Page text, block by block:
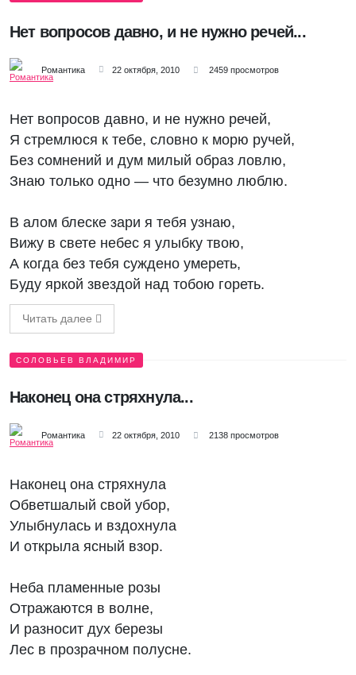
Нет вопросов давно, и не нужно речей...
Романтика 22 октября, 2010 2459 просмотров
Нет вопросов давно, и не нужно речей,
Я стремлюся к тебе, словно к морю ручей,
Без сомнений и дум милый образ ловлю,
Знаю только одно — что безумно люблю.
В алом блеске зари я тебя узнаю,
Вижу в свете небес я улыбку твою,
А когда без тебя суждено умереть,
Буду яркой звездой над тобою гореть.
Читать далее
СОЛОВЬЕВ ВЛАДИМИР
Наконец она стряхнула...
Романтика 22 октября, 2010 2138 просмотров
Наконец она стряхнула
Обветшалый свой убор,
Улыбнулась и вздохнула
И открыла ясный взор.
Неба пламенные розы
Отражаются в волне,
И разносит дух березы
Лес в прозрачном полусне.